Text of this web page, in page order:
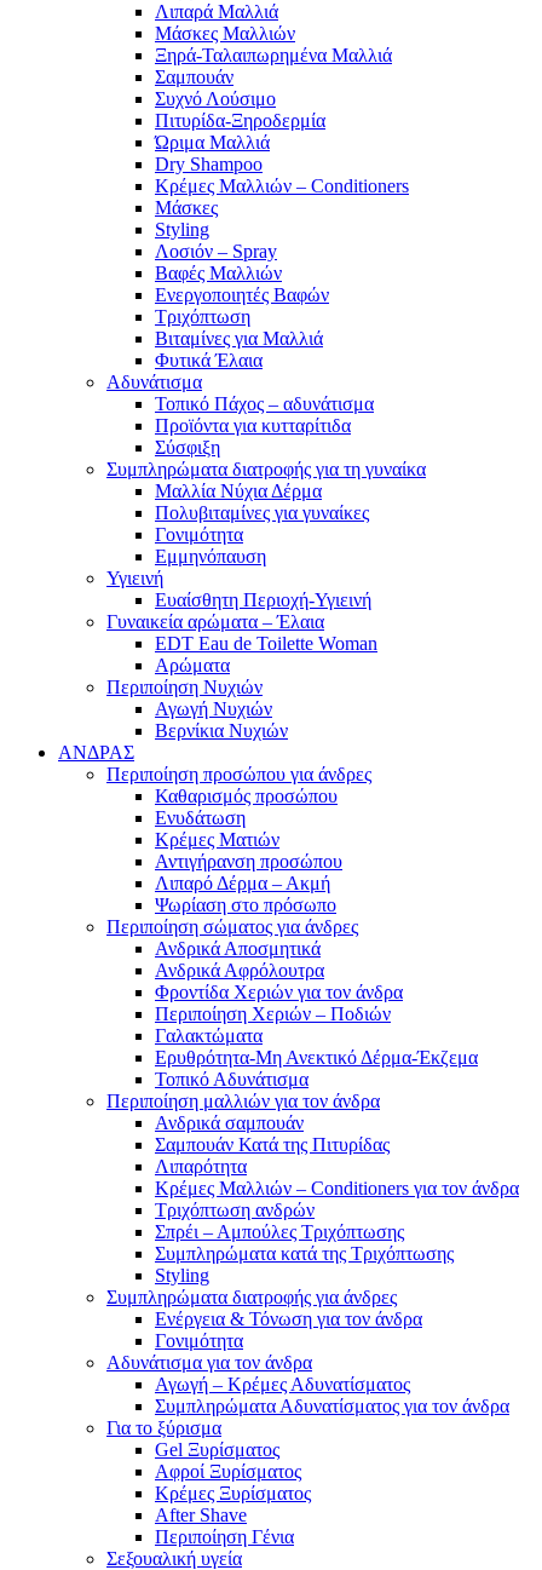
Λιπαρά Μαλλιά
Μάσκες Μαλλιών
Ξηρά-Ταλαιπωρημένα Μαλλιά
Σαμπουάν
Συχνό Λούσιμο
Πιτυρίδα-Ξηροδερμία
Ώριμα Μαλλιά
Dry Shampoo
Κρέμες Μαλλιών – Conditioners
Μάσκες
Styling
Λοσιόν – Spray
Βαφές Μαλλιών
Ενεργοποιητές Βαφών
Τριχόπτωση
Βιταμίνες για Μαλλιά
Φυτικά Έλαια
Αδυνάτισμα
Τοπικό Πάχος – αδυνάτισμα
Προϊόντα για κυτταρίτιδα
Σύσφιξη
Συμπληρώματα διατροφής για τη γυναίκα
Μαλλία Νύχια Δέρμα
Πολυβιταμίνες για γυναίκες
Γονιμότητα
Εμμηνόπαυση
Υγιεινή
Ευαίσθητη Περιοχή-Υγιεινή
Γυναικεία αρώματα – Έλαια
EDT Eau de Toilette Woman
Αρώματα
Περιποίηση Νυχιών
Αγωγή Νυχιών
Βερνίκια Νυχιών
ΑΝΔΡΑΣ
Περιποίηση προσώπου για άνδρες
Καθαρισμός προσώπου
Ενυδάτωση
Κρέμες Ματιών
Αντιγήρανση προσώπου
Λιπαρό Δέρμα – Ακμή
Ψωρίαση στο πρόσωπο
Περιποίηση σώματος για άνδρες
Ανδρικά Αποσμητικά
Ανδρικά Αφρόλουτρα
Φροντίδα Χεριών για τον άνδρα
Περιποίηση Χεριών – Ποδιών
Γαλακτώματα
Ερυθρότητα-Μη Ανεκτικό Δέρμα-Έκζεμα
Τοπικό Αδυνάτισμα
Περιποίηση μαλλιών για τον άνδρα
Ανδρικά σαμπουάν
Σαμπουάν Κατά της Πιτυρίδας
Λιπαρότητα
Κρέμες Μαλλιών – Conditioners για τον άνδρα
Τριχόπτωση ανδρών
Σπρέι – Αμπούλες Τριχόπτωσης
Συμπληρώματα κατά της Τριχόπτωσης
Styling
Συμπληρώματα διατροφής για άνδρες
Ενέργεια & Τόνωση για τον άνδρα
Γονιμότητα
Αδυνάτισμα για τον άνδρα
Αγωγή – Κρέμες Αδυνατίσματος
Συμπληρώματα Αδυνατίσματος για τον άνδρα
Για το ξύρισμα
Gel Ξυρίσματος
Αφροί Ξυρίσματος
Κρέμες Ξυρίσματος
After Shave
Περιποίηση Γένια
Σεξουαλική υγεία